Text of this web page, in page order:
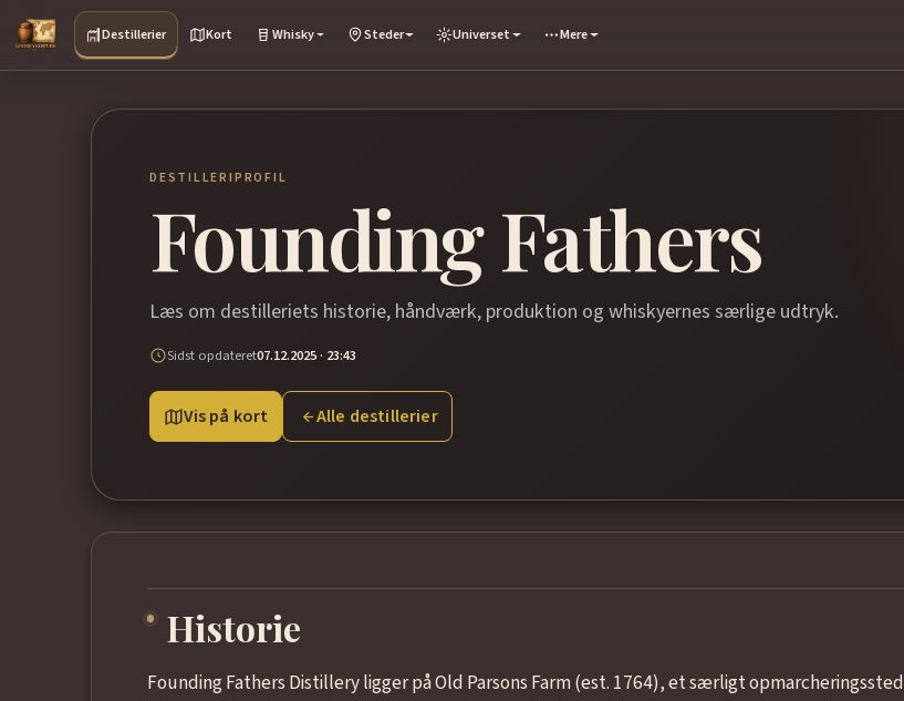
Destillerier Kort Whisky Steder Universet Mere
DESTILLERIPROFIL
Founding Fathers
Læs om destilleriets historie, håndværk, produktion og whiskyernes særlige udtryk.
Sidst opdateret07.12.2025 · 23:43
Vis på kort Alle destillerier
Historie
Founding Fathers Distillery ligger på Old Parsons Farm (est. 1764), et særligt opmarcheringssted